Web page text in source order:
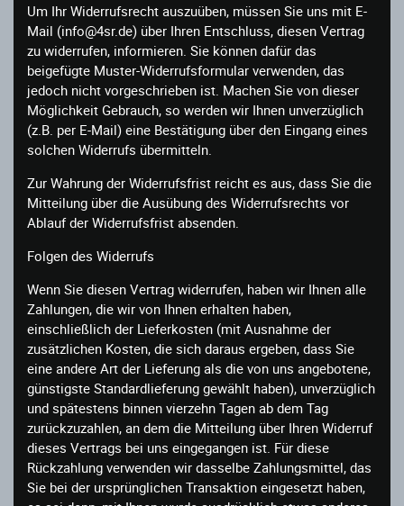
Um Ihr Widerrufsrecht auszuüben, müssen Sie uns mit E-
Mail (info@4sr.de) über Ihren Entschluss, diesen Vertrag
zu widerrufen, informieren. Sie können dafür das
beigefügte Muster-Widerrufsformular verwenden, das
jedoch nicht vorgeschrieben ist. Machen Sie von dieser
Möglichkeit Gebrauch, so werden wir Ihnen unverzüglich
(z.B. per E-Mail) eine Bestätigung über den Eingang eines
solchen Widerrufs übermitteln.
Zur Wahrung der Widerrufsfrist reicht es aus, dass Sie die
Mitteilung über die Ausübung des Widerrufsrechts vor
Ablauf der Widerrufsfrist absenden.
Folgen des Widerrufs
Wenn Sie diesen Vertrag widerrufen, haben wir Ihnen alle
Zahlungen, die wir von Ihnen erhalten haben,
einschließlich der Lieferkosten (mit Ausnahme der
zusätzlichen Kosten, die sich daraus ergeben, dass Sie
eine andere Art der Lieferung als die von uns angebotene,
günstigste Standardlieferung gewählt haben), unverzüglich
und spätestens binnen vierzehn Tagen ab dem Tag
zurückzuzahlen, an dem die Mitteilung über Ihren Widerruf
dieses Vertrags bei uns eingegangen ist. Für diese
Rückzahlung verwenden wir dasselbe Zahlungsmittel, das
Sie bei der ursprünglichen Transaktion eingesetzt haben,